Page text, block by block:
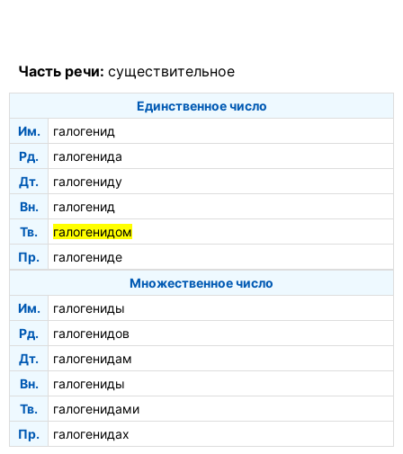
Часть речи: существительное
Единственное число
Им.
галогенид
Рд.
галогенида
Дт.
галогениду
Вн.
галогенид
Тв.
галогенидом
Пр.
галогениде
Множественное число
Им.
галогениды
Рд.
галогенидов
Дт.
галогенидам
Вн.
галогениды
Тв.
галогенидами
Пр.
галогенидах